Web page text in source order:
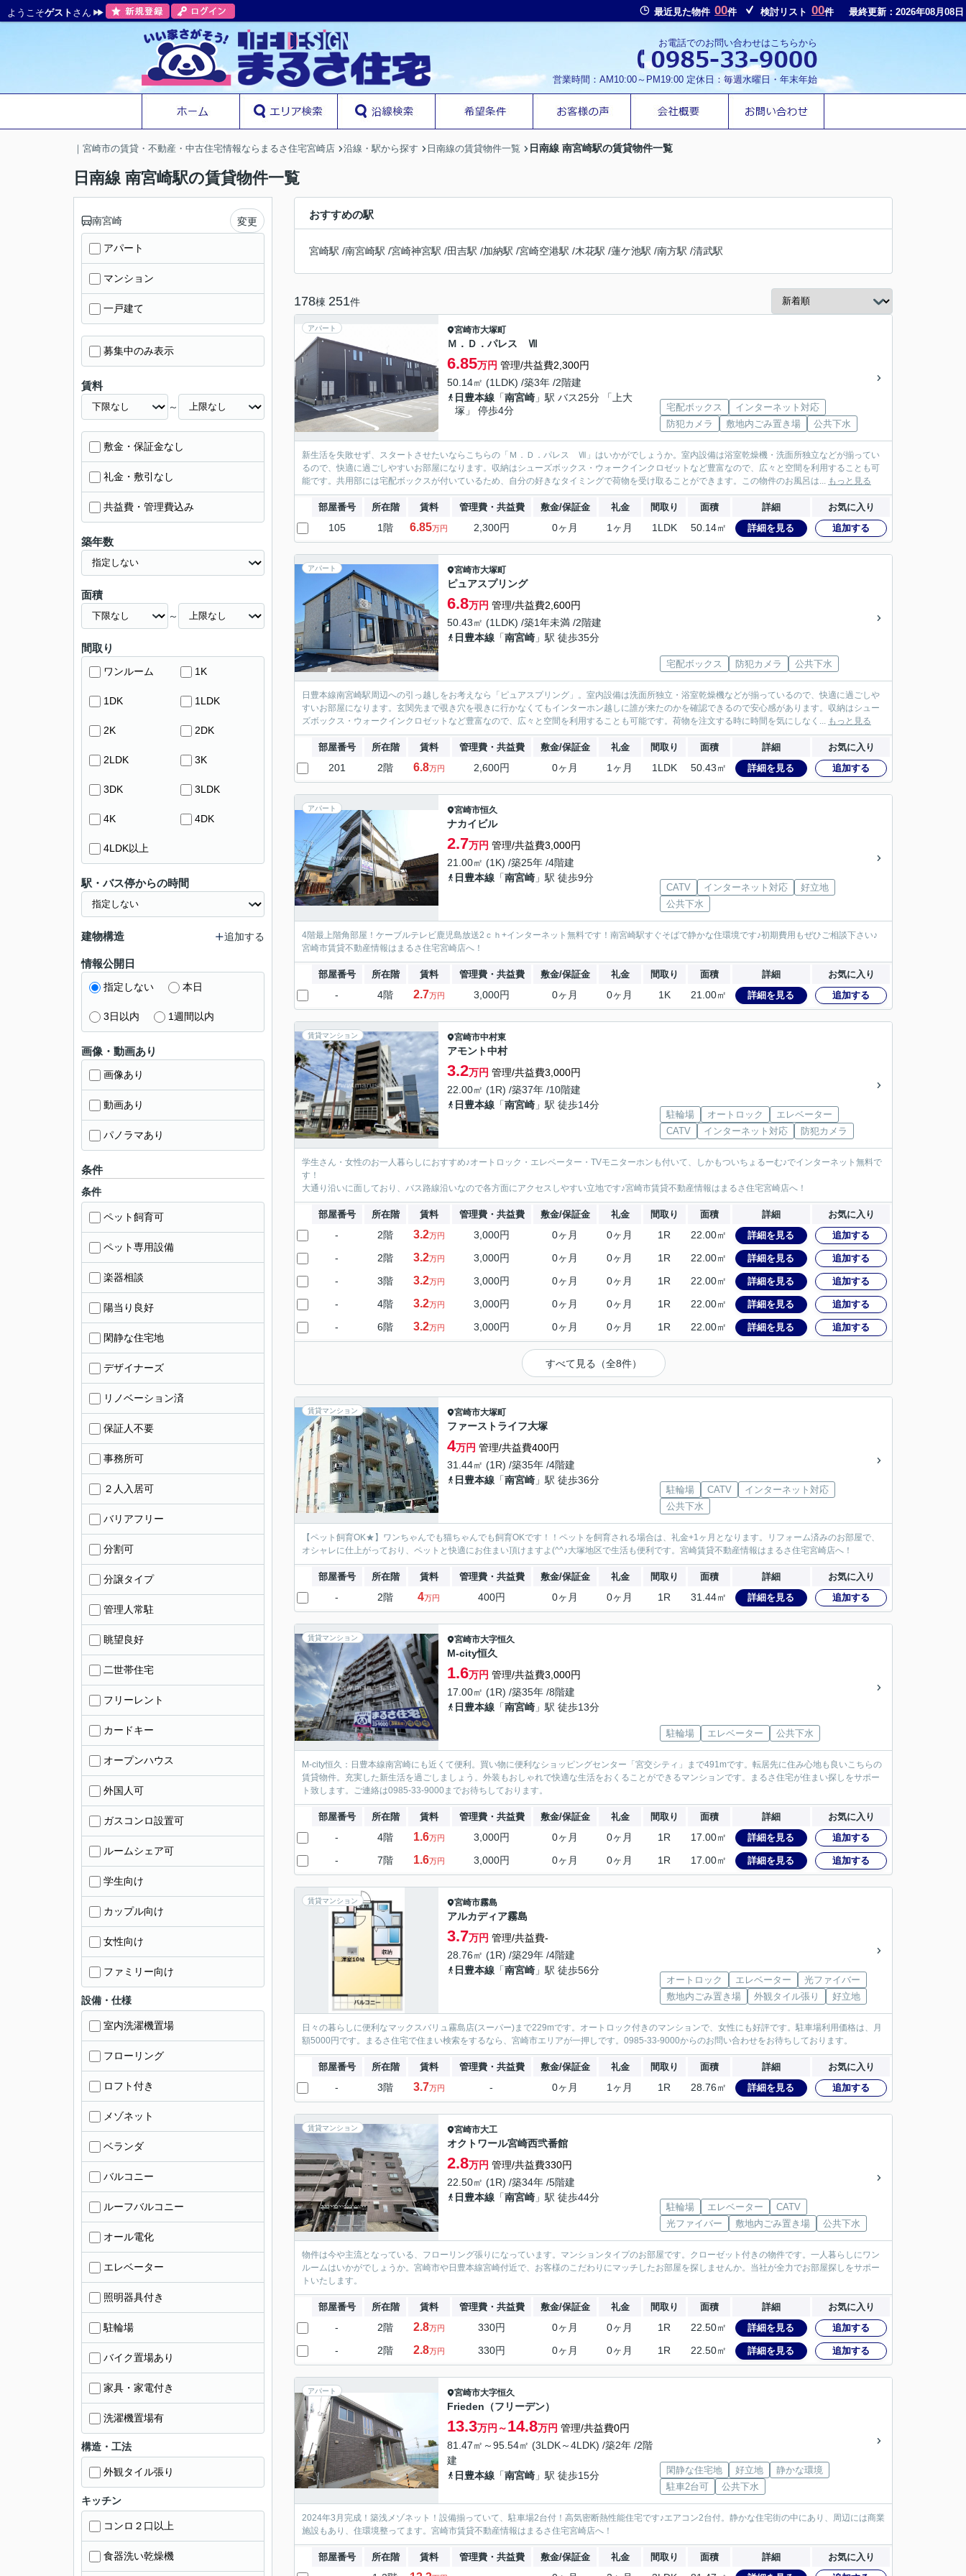
ようこそゲスト さん 最近見た物件 00件 検討リスト 00件 最終更新：2026年08月08日
お電話でのお問い合わせはこちらから
営業時間：AM10:00～PM19:00 定休日：毎週水曜日・年末年始
｜宮崎市の賃貸・不動産・中古住宅情報ならまるさ住宅宮崎店 沿線・駅から探す 日南線の賃貸物件一覧 日南線 南宮崎駅の賃貸物件一覧
日南線 南宮崎駅の賃貸物件一覧
おすすめの駅
宮崎駅 /南宮崎駅 /宮崎神宮駅 /田吉駅 /加納駅 /宮崎空港駅 /木花駅 /蓮ケ池駅 /南方駅 /清武駅
178棟 251件
アパート 宮崎市大塚町
Ｍ．Ｄ．パレス Ⅶ
6.85万円 管理/共益費2,300円
50.14㎡ (1LDK) /築3年 /2階建
日豊本線 「南宮崎 」駅 バス25分 「上大
塚」 停歩4分
宅配ボックス
インターネット対応
防犯カメラ
敷地内ごみ置き場 公共下水
新生活を失敗せず、スタートさせたいならこちらの「Ｍ．Ｄ．パレス Ⅶ」はいかがでしょうか。室内設備は浴室乾燥機・洗面所独立などが揃ってい
るので、快適に過ごしやすいお部屋になります。収納はシューズボックス・ウォークインクロゼットなど豊富なので、広々と空間を利用することも可
能です。共用部には宅配ボックスが付いているため、自分の好きなタイミングで荷物を受け取ることができます。この物件のお風呂は... もっと見る
部屋番号 所在階 賃料 管理費・共益費 敷金/保証金 礼金 間取り 面積 詳細 お気に入り
105 1階 6.85万円 2,300円 0ヶ月 1ヶ月 1LDK 50.14㎡ 詳細を見る 追加する
アパート 宮崎市大塚町
ピュアスプリング
6.8万円 管理/共益費2,600円
50.43㎡ (1LDK) /築1年未満 /2階建
日豊本線 「南宮崎 」駅 徒歩35分
宅配ボックス 防犯カメラ 公共下水
日豊本線南宮崎駅周辺への引っ越しをお考えなら「ピュアスプリング」。室内設備は洗面所独立・浴室乾燥機などが揃っているので、快適に過ごしや
すいお部屋になります。玄関先まで覗き穴を覗きに行かなくてもインターホン越しに誰が来たのかを確認できるので安心感があります。収納はシュー
ズボックス・ウォークインクロゼットなど豊富なので、広々と空間を利用することも可能です。荷物を注文する時に時間を気にしなく... もっと見る
部屋番号 所在階 賃料 管理費・共益費 敷金/保証金 礼金 間取り 面積 詳細 お気に入り
201 2階 6.8万円 2,600円 0ヶ月 1ヶ月 1LDK 50.43㎡ 詳細を見る 追加する
アパート 宮崎市恒久
ナカイビル
2.7万円 管理/共益費3,000円
21.00㎡ (1K) /築25年 /4階建
日豊本線 「南宮崎 」駅 徒歩9分
CATV インターネット対応
好立地
公共下水
4階最上階角部屋！ケーブルテレビ鹿児島放送2ｃｈ+インターネット無料です！南宮崎駅すぐそばで静かな住環境です♪初期費用もぜひご相談下さい♪
宮崎市賃貸不動産情報はまるさ住宅宮崎店へ！
部屋番号 所在階 賃料 管理費・共益費 敷金/保証金 礼金 間取り 面積 詳細 お気に入り
- 4階 2.7万円 3,000円 0ヶ月 0ヶ月 1K 21.00㎡ 詳細を見る 追加する
賃貸マンション 宮崎市中村東
アモント中村
3.2万円 管理/共益費3,000円
22.00㎡ (1R) /築37年 /10階建
日豊本線 「南宮崎 」駅 徒歩14分
駐輪場 オートロック
エレベーター
CATV
インターネット対応 防犯カメラ
学生さん・女性のお一人暮らしにおすすめ♪オートロック・エレベーター・TVモニターホンも付いて、しかもついちょるーむ♪でインターネット無料で
す！
大通り沿いに面しており、バス路線沿いなので各方面にアクセスしやすい立地です♪宮崎市賃貸不動産情報はまるさ住宅宮崎店へ！
部屋番号 所在階 賃料 管理費・共益費 敷金/保証金 礼金 間取り 面積 詳細 お気に入り
- 2階 3.2万円 3,000円 0ヶ月 0ヶ月 1R 22.00㎡ 詳細を見る 追加する
- 2階 3.2万円 3,000円 0ヶ月 0ヶ月 1R 22.00㎡ 詳細を見る 追加する
- 3階 3.2万円 3,000円 0ヶ月 0ヶ月 1R 22.00㎡ 詳細を見る 追加する
- 4階 3.2万円 3,000円 0ヶ月 0ヶ月 1R 22.00㎡ 詳細を見る 追加する
- 6階 3.2万円 3,000円 0ヶ月 0ヶ月 1R 22.00㎡ 詳細を見る 追加する
すべて見る（全8件）
賃貸マンション 宮崎市大塚町
ファーストライフ大塚
4万円 管理/共益費400円
31.44㎡ (1R) /築35年 /4階建
日豊本線 「南宮崎 」駅 徒歩36分
駐輪場 CATV
インターネット対応
公共下水
【ペット飼育OK★】ワンちゃんでも猫ちゃんでも飼育OKです！！ペットを飼育される場合は、礼金+1ヶ月となります。リフォーム済みのお部屋で、
オシャレに仕上がっており、ペットと快適にお住まい頂けますよ(^^♪大塚地区で生活も便利です。宮崎賃貸不動産情報はまるさ住宅宮崎店へ！
部屋番号 所在階 賃料 管理費・共益費 敷金/保証金 礼金 間取り 面積 詳細 お気に入り
- 2階 4万円 400円 0ヶ月 0ヶ月 1R 31.44㎡ 詳細を見る 追加する
賃貸マンション 宮崎市大字恒久
M-city恒久
1.6万円 管理/共益費3,000円
17.00㎡ (1R) /築35年 /8階建
日豊本線 「南宮崎 」駅 徒歩13分
駐輪場 エレベーター 公共下水
M-city恒久：日豊本線南宮崎にも近くて便利。買い物に便利なショッピングセンター「宮交シティ」まで491mです。転居先に住み心地も良いこちらの
賃貸物件。充実した新生活を過ごしましょう。外装もおしゃれで快適な生活をおくることができるマンションです。まるさ住宅が住まい探しをサポー
ト致します。ご連絡は0985-33-9000までお待ちしております。
部屋番号 所在階 賃料 管理費・共益費 敷金/保証金 礼金 間取り 面積 詳細 お気に入り
- 4階 1.6万円 3,000円 0ヶ月 0ヶ月 1R 17.00㎡ 詳細を見る 追加する
- 7階 1.6万円 3,000円 0ヶ月 0ヶ月 1R 17.00㎡ 詳細を見る 追加する
賃貸マンション 宮崎市霧島
アルカディア霧島
3.7万円 管理/共益費-
28.76㎡ (1R) /築29年 /4階建
日豊本線 「南宮崎 」駅 徒歩56分
オートロック エレベーター
光ファイバー
敷地内ごみ置き場
外観タイル張り 好立地
日々の暮らしに便利なマックスバリュ霧島店(スーパー)まで229mです。オートロック付きのマンションで、女性にも好評です。駐車場利用価格は、月
額5000円です。まるさ住宅で住まい検索をするなら、宮崎市エリアが一押しです。0985-33-9000からのお問い合わせをお待ちしております。
部屋番号 所在階 賃料 管理費・共益費 敷金/保証金 礼金 間取り 面積 詳細 お気に入り
- 3階 3.7万円 - 0ヶ月 1ヶ月 1R 28.76㎡ 詳細を見る 追加する
賃貸マンション 宮崎市大工
オクトワール宮崎西弐番館
2.8万円 管理/共益費330円
22.50㎡ (1R) /築34年 /5階建
日豊本線 「南宮崎 」駅 徒歩44分
駐輪場 エレベーター
CATV
光ファイバー
敷地内ごみ置き場 公共下水
物件は今や主流となっている、フローリング張りになっています。マンションタイプのお部屋です。クローゼット付きの物件です。一人暮らしにワン
ルームはいかがでしょうか。宮崎市や日豊本線宮崎付近で、お客様のこだわりにマッチしたお部屋を探しませんか。当社が全力でお部屋探しをサポー
トいたします。
部屋番号 所在階 賃料 管理費・共益費 敷金/保証金 礼金 間取り 面積 詳細 お気に入り
- 2階 2.8万円 330円 0ヶ月 0ヶ月 1R 22.50㎡ 詳細を見る 追加する
- 2階 2.8万円 330円 0ヶ月 0ヶ月 1R 22.50㎡ 詳細を見る 追加する
アパート 宮崎市大字恒久
Frieden（フリーデン）
13.3万円～14.8万円 管理/共益費0円
81.47㎡～95.54㎡ (3LDK～4LDK) /築2年 /2階
建
日豊本線 「南宮崎 」駅 徒歩15分 閑静な住宅地 好立地
静かな環境
駐車2台可
公共下水
2024年3月完成！築浅メゾネット！設備揃っていて、駐車場2台付！高気密断熱性能住宅です♪エアコン2台付。静かな住宅街の中にあり、周辺には商業
施設もあり、住環境整ってます。宮崎市賃貸不動産情報はまるさ住宅宮崎店へ！
部屋番号 所在階 賃料 管理費・共益費 敷金/保証金 礼金 間取り 面積 詳細 お気に入り
南宮崎 変更
アパート
マンション
一戸建て
募集中のみ表示
賃料
～
敷金・保証金なし
礼金・敷引なし
共益費・管理費込み
築年数
面積
～
間取り
ワンルーム 1K
1DK 1LDK
2K 2DK
2LDK 3K
3DK 3LDK
4K 4DK
4LDK以上
駅・バス停からの時間
建物構造 追加する
情報公開日
指定しない 本日
3日以内 1週間以内
画像・動画あり
画像あり
動画あり
パノラマあり
条件
条件
ペット飼育可
ペット専用設備
楽器相談
陽当り良好
閑静な住宅地
デザイナーズ
リノベーション済
保証人不要
事務所可
２人入居可
バリアフリー
分割可
分譲タイプ
管理人常駐
眺望良好
二世帯住宅
フリーレント
カードキー
オープンハウス
外国人可
ガスコンロ設置可
ルームシェア可
学生向け
カップル向け
女性向け
ファミリー向け
設備・仕様
室内洗濯機置場
フローリング
ロフト付き
メゾネット
ベランダ
バルコニー
ルーフバルコニー
オール電化
エレベーター
照明器具付き
駐輪場
バイク置場あり
家具・家電付き
洗濯機置場有
構造・工法
外観タイル張り
キッチン
コンロ２口以上
食器洗い乾燥機